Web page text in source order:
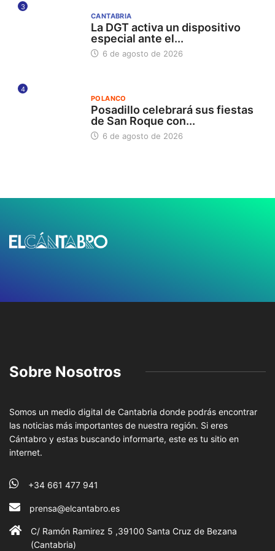
3
CANTABRIA
La DGT activa un dispositivo
especial ante el...
6 de agosto de 2026
4
POLANCO
Posadillo celebrará sus fiestas
de San Roque con...
6 de agosto de 2026
Sobre Nosotros
Somos un medio digital de Cantabria donde podrás encontrar
las noticias más importantes de nuestra región. Si eres
Cántabro y estas buscando informarte, este es tu sitio en
internet.
+34 661 477 941
prensa@elcantabro.es
C/ Ramón Ramirez 5 ,39100 Santa Cruz de Bezana
(Cantabria)